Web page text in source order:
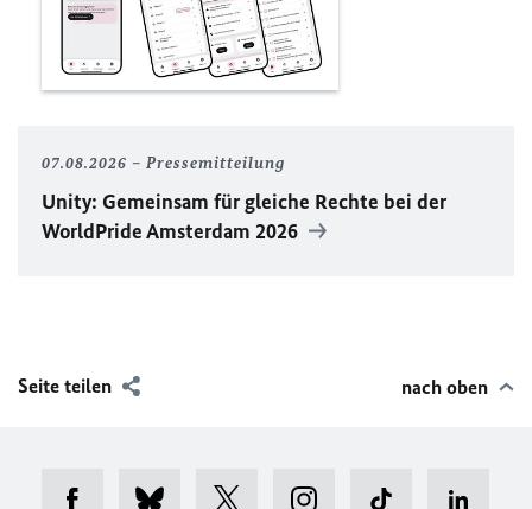
07.08.2026 Pressemitteilung
Unity: Gemeinsam für gleiche Rechte bei der
WorldPrideAmsterdam 2026
Seite teilen nach oben